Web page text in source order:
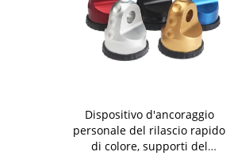
Dispositivo d'ancoraggio
personale del rilascio rapido
di colore, supporti del